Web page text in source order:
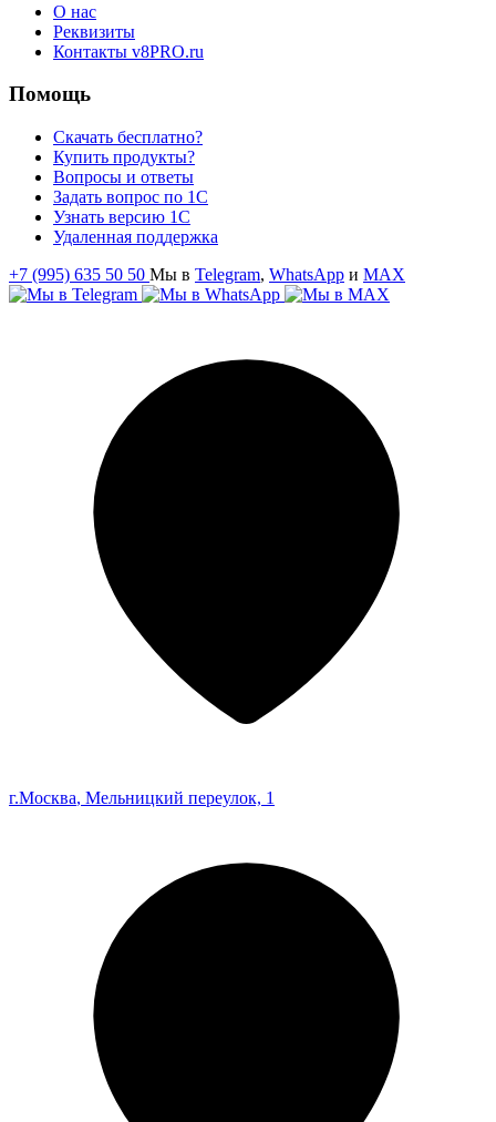
О нас
Реквизиты
Контакты v8PRO.ru
Помощь
Скачать бесплатно?
Купить продукты?
Вопросы и ответы
Задать вопрос по 1С
Узнать версию 1С
Удаленная поддержка
+7 (995) 635 50 50 Мы в Telegram, WhatsApp и MAX
г.Москва, Мельницкий переулок, 1